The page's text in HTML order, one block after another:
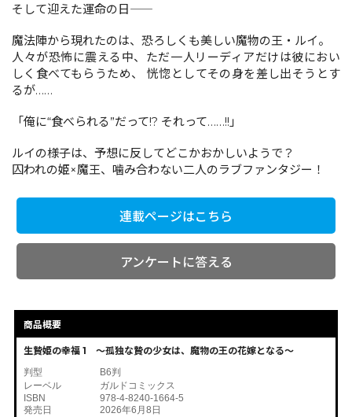
閉じる
そして迎えた運命の日――
魔法陣から現れたのは、恐ろしくも美しい魔物の王・ルイ。
人々が恐怖に震える中、ただ一人リーディアだけは彼におい
しく食べてもらうため、 恍惚としてその身を差し出そうとす
るが……
「俺に“食べられる”だって!? それって……!!」
ルイの様子は、予想に反してどこかおかしいようで？
囚われの姫×魔王、噛み合わない二人のラブファンタジー！
連載ページはこちら
アンケートに答える
商品概要
生贄姫の幸福 1 ～孤独な贄の少女は、魔物の王の花嫁となる～
判型
B6判
レーベル
ガルドコミックス
ISBN
978-4-8240-1664-5
発売日
2026年6月8日